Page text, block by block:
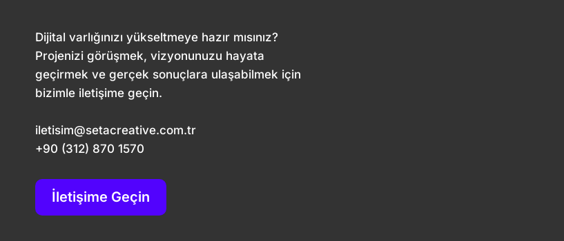
Dijital varlığınızı yükseltmeye hazır mısınız?
Projenizi görüşmek, vizyonunuzu hayata
geçirmek ve gerçek sonuçlara ulaşabilmek için
bizimle iletişime geçin.
iletisim@setacreative.com.tr
+90 (312) 870 1570
İletişime Geçin